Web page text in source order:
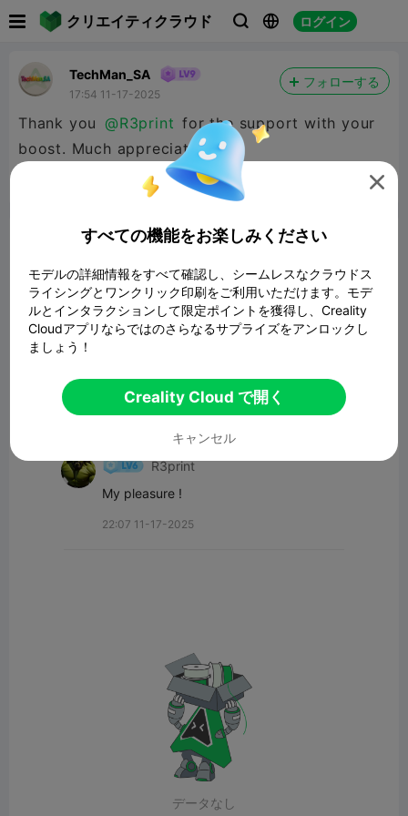
クリエイティクラウド   ログイン
TechMan_SA
17:54 11-17-2025
フォローする
Thank you @R3print for the support with your
boost. Much appreciated.
8 
コメント
R3print
My pleasure !
22:07 11-17-2025
データなし

すべての機能をお楽しみください
モデルの詳細情報をすべて確認し、シームレスなクラウドス
ライシングとワンクリック印刷をご利用いただけます。モデ
ルとインタラクションして限定ポイントを獲得し、Creality
Cloudアプリならではのさらなるサプライズをアンロックし
ましょう！
Creality Cloud で開く
キャンセル